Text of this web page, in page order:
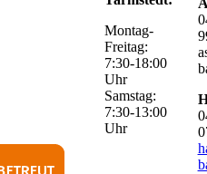
Montag-
Freitag:
7:30-18:00
Uhr
Samstag:
7:30-13:00
Uhr